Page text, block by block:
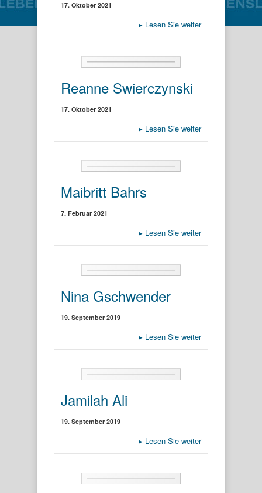
17. Oktober 2021
▸ Lesen Sie weiter
Reanne Swierczynski
17. Oktober 2021
▸ Lesen Sie weiter
Maibritt Bahrs
7. Februar 2021
▸ Lesen Sie weiter
Nina Gschwender
19. September 2019
▸ Lesen Sie weiter
Jamilah Ali
19. September 2019
▸ Lesen Sie weiter